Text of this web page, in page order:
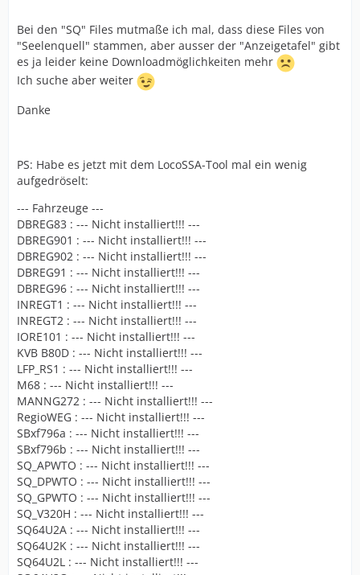
Bei den "SQ" Files mutmaße ich mal, dass diese Files von
"Seelenquell" stammen, aber ausser der "Anzeigetafel" gibt
es ja leider keine Downloadmöglichkeiten mehr
Ich suche aber weiter
Danke
PS: Habe es jetzt mit dem LocoSSA-Tool mal ein wenig
aufgedröselt:
--- Fahrzeuge ---
DBREG83 : --- Nicht installiert!!! ---
DBREG901 : --- Nicht installiert!!! ---
DBREG902 : --- Nicht installiert!!! ---
DBREG91 : --- Nicht installiert!!! ---
DBREG96 : --- Nicht installiert!!! ---
INREGT1 : --- Nicht installiert!!! ---
INREGT2 : --- Nicht installiert!!! ---
IORE101 : --- Nicht installiert!!! ---
KVB B80D : --- Nicht installiert!!! ---
LFP_RS1 : --- Nicht installiert!!! ---
M68 : --- Nicht installiert!!! ---
MANNG272 : --- Nicht installiert!!! ---
RegioWEG : --- Nicht installiert!!! ---
SBxf796a : --- Nicht installiert!!! ---
SBxf796b : --- Nicht installiert!!! ---
SQ_APWTO : --- Nicht installiert!!! ---
SQ_DPWTO : --- Nicht installiert!!! ---
SQ_GPWTO : --- Nicht installiert!!! ---
SQ_V320H : --- Nicht installiert!!! ---
SQ64U2A : --- Nicht installiert!!! ---
SQ64U2K : --- Nicht installiert!!! ---
SQ64U2L : --- Nicht installiert!!! ---